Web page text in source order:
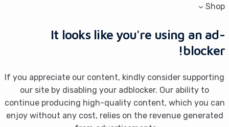
Shop
It looks like you're using an ad-
blocker!
If you appreciate our content, kindly consider supporting
our site by disabling your adblocker. Our ability to
continue producing high-quality content, which you can
enjoy without any cost, relies on the revenue generated